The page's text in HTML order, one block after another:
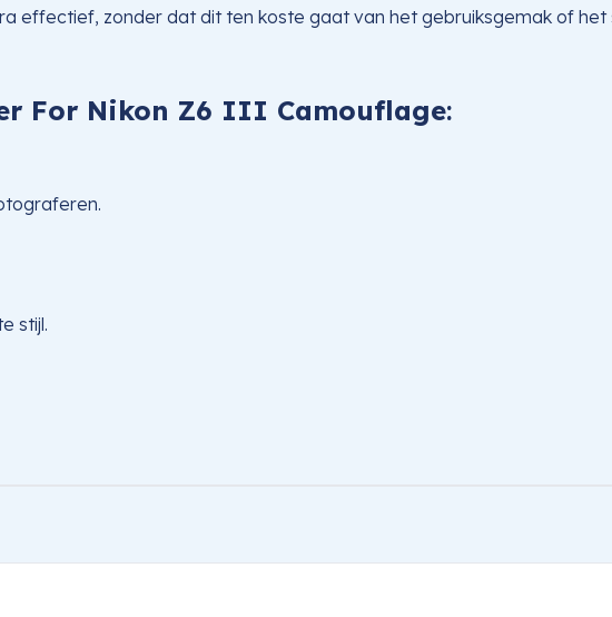
effectief, zonder dat dit ten koste gaat van het gebruiksgemak of het
For Nikon Z6 III Camouflage:
stijl.